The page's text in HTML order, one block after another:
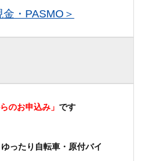
・PASMO＞
のお申込み」 です
ゆったり自転車・原付バイ